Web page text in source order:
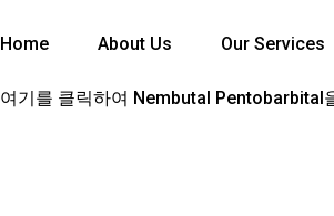
Home About Us Our Services
여기를 클릭하여 Nembutal Pentobarbital